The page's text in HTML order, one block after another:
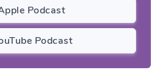
Podcast
Podcast